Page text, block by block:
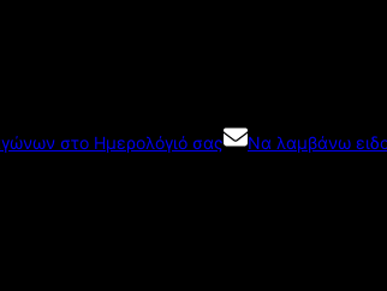
στο Ημερολόγιό σας
Να λαμβάνω